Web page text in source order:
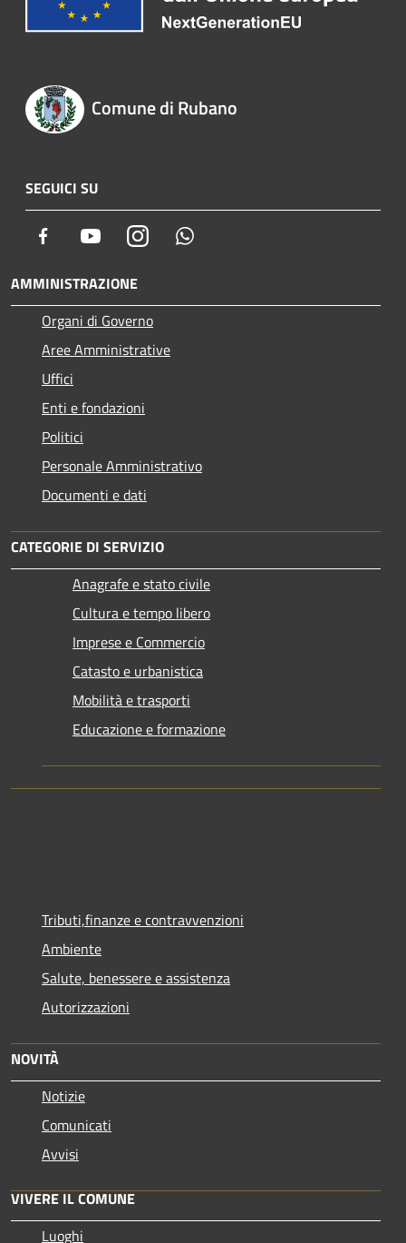
Comune di Rubano
SEGUICI SU
Facebook YoutubeInstagram
AMMINISTRAZIONE
Organi di Governo
Aree Amministrative
Uffici
Enti e fondazioni
Politici
Personale Amministrativo
Documenti e dati
CATEGORIE DI SERVIZIO
Anagrafe e stato civile
Cultura e tempo libero
Imprese e Commercio
Catasto e urbanistica
Mobilità e trasporti
Educazione e formazione
Tributi,finanze e contravvenzioni
Ambiente
Salute, benessere e assistenza
Autorizzazioni
NOVITÀ
Notizie
Comunicati
Avvisi
VIVERE IL COMUNE
Luoghi